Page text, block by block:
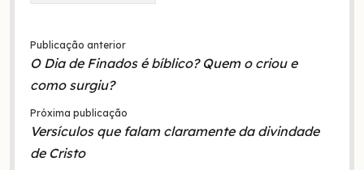
Publicação anterior
O Dia de Finados é bíblico? Quem o criou e
como surgiu?
Próxima publicação
Versículos que falam claramente da divindade
de Cristo